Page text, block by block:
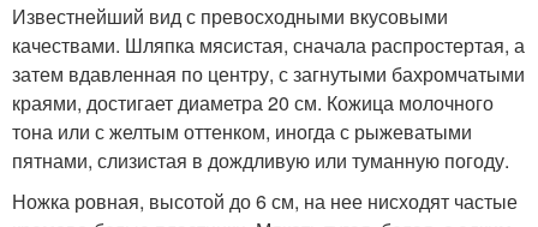
Известнейший вид с превосходными вкусовыми
качествами. Шляпка мясистая, сначала распростертая, а
затем вдавленная по центру, с загнутыми бахромчатыми
краями, достигает диаметра 20 см. Кожица молочного
тона или с желтым оттенком, иногда с рыжеватыми
пятнами, слизистая в дождливую или туманную погоду.
Ножка ровная, высотой до 6 см, на нее нисходят частые